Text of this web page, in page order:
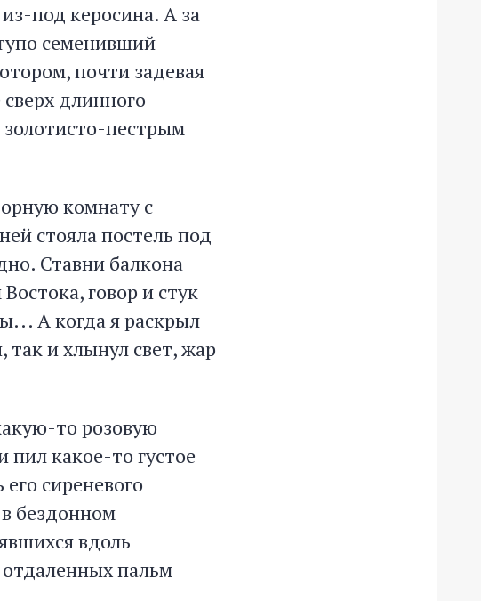
под керосина. А за
семенивший
почти задевая
длинного
пестрым
комнату с
стояла постель под
Ставни балкона
говор и стук
А когда я раскрыл
так и хлынул свет, жар
то розовую
какое-то густое
сиреневого
бездонном
вдоль
пальм